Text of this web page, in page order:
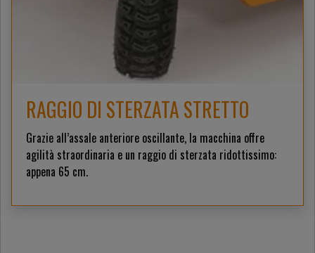
RAGGIO DI STERZATA STRETTO
Grazie all’assale anteriore oscillante, la macchina offre
agilità straordinaria e un raggio di sterzata ridottissimo:
appena 65 cm.